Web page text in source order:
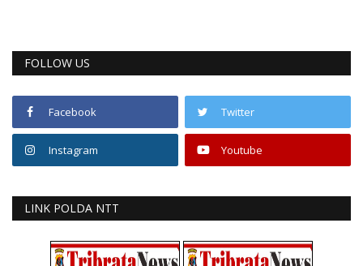
FOLLOW US
Facebook Twitter
Instagram Youtube
LINK POLDA NTT